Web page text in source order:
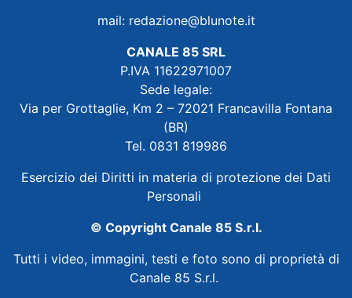
mail: redazione@blunote.it
CANALE 85 SRL
P.IVA 11622971007
Sede legale:
Via per Grottaglie, Km 2 – 72021 Francavilla Fontana
(BR)
Tel. 0831 819986
Esercizio dei Diritti in materia di protezione dei Dati
Personali
© Copyright Canale 85 S.r.l.
Tutti i video, immagini, testi e foto sono di proprietà di
Canale 85 S.r.l.